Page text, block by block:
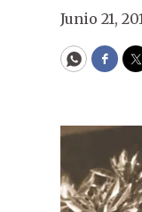
Junio 21,